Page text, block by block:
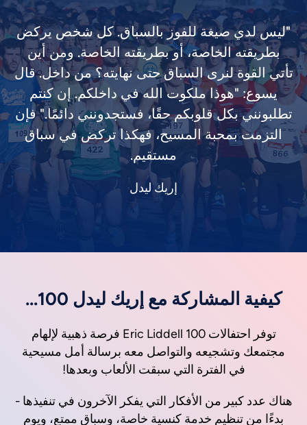
"ليس لدي صيغة للفوز بالسباق. كل شخص يركض
بطريقته الخاصة، أو بطريقته الخاصة. ومن أين
تأتي القوة لنرى السباق حتى نهايته؟ من داخل. قال
يسوع: "هوذا ملكوت الله في داخلكم. إن كنتم
تطلبونني بكل قلوبكم حقًا، فستجدونني دائمًا." فإن
التزمت بمحبة المسيح، فهكذا تركض في سباق
مستقيم.
إريك ليدل
كيفية المشاركة مع إريك ليدل 100...
توفر احتفالات Eric Liddell 100 فرصة ذهبية لإلهام
مجتمعك وتشجيعه والتواصل معه برسالة أمل مسيحية
في الفترة التي سبقت الألعاب وبعدها!
هناك عدد كبير من الأفكار التي يفكر الآخرون في تنفيذها -
بدءًا من تنظيم خدمة كنسية خاصة، وسباق ممتع، ويوم